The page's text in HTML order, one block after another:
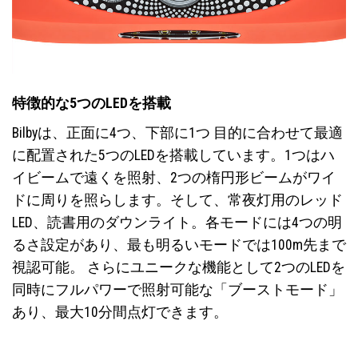
特徴的な5つのLEDを搭載
Bilbyは、正面に4つ、下部に1つ 目的に合わせて最適
に配置された5つのLEDを搭載しています。1つはハ
イビームで遠くを照射、2つの楕円形ビームがワイ
ドに周りを照らします。そして、常夜灯用のレッド
LED、読書用のダウンライト。各モードには4つの明
るさ設定があり、最も明るいモードでは100m先まで
視認可能。 さらにユニークな機能として2つのLEDを
同時にフルパワーで照射可能な「ブーストモード」
あり、最大10分間点灯できます。